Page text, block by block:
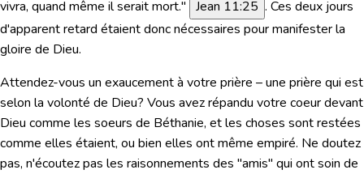
vivra, quand même il serait mort." Jean 11:25 . Ces deux jours
d'apparent retard étaient donc nécessaires pour manifester la
gloire de Dieu.
Attendez-vous un exaucement à votre prière – une prière qui est
selon la volonté de Dieu? Vous avez répandu votre coeur devant
Dieu comme les soeurs de Béthanie, et les choses sont restées
comme elles étaient, ou bien elles ont même empiré. Ne doutez
pas, n'écoutez pas les raisonnements des "amis" qui ont soin de